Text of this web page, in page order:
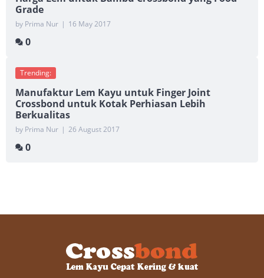
Grade
by Prima Nur | 16 May 2017
0
Trending:
Manufaktur Lem Kayu untuk Finger Joint
Crossbond untuk Kotak Perhiasan Lebih
Berkualitas
by Prima Nur | 26 August 2017
0